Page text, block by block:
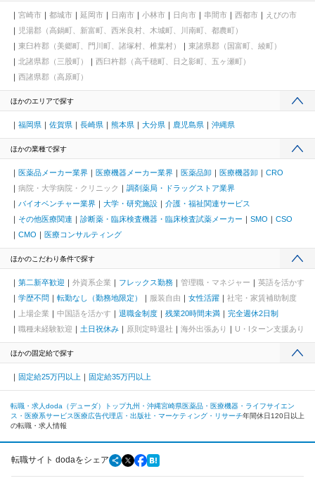
宮崎市 都城市 延岡市 日南市 小林市 日向市 串間市 西都市
えびの市
児湯郡（高鍋町、新富町、西米良村、木城町、川南町、都農町）
東臼杵郡（美郷町、門川町、諸塚村、椎葉村）
東諸県郡（国富町、綾町）
北諸県郡（三股町）
西臼杵郡（高千穂町、日之影町、五ヶ瀬町）
西諸県郡（高原町）
ほかのエリアで探す
福岡県 佐賀県 長崎県 熊本県 大分県 鹿児島県 沖縄県
ほかの業種で探す
医薬品メーカー業界 医療機器メーカー業界 医薬品卸 医療機器卸
CRO
病院・大学病院・クリニック
調剤薬局・ドラッグストア業界
バイオベンチャー業界
大学・研究施設
介護・福祉関連サービス
その他医療関連
診断薬・臨床検査機器・臨床検査試薬メーカー SMO
CSO
CMO
医療コンサルティング
ほかのこだわり条件で探す
第二新卒歓迎 外資系企業 フレックス勤務 管理職・マネジャー
英語を活かす
学歴不問
転勤なし（勤務地限定） 服装自由 女性活躍
社宅・家賃補助制度
上場企業
中国語を活かす 退職金制度 残業20時間未満
完全週休2日制
職種未経験歓迎
土日祝休み 原則定時退社 海外出張あり U・Iターン支援あり
ほかの固定給で探す
固定給25万円以上 固定給35万円以上
転職・求人doda（デューダ）トップ九州・沖縄宮崎県医薬品・医療機器・ライフサイエン
ス・医療系サービス 医療広告代理店・出版社・マーケティング・リサーチ年間休日120日以上
の転職・求人情報
転職サイト dodaをシェア